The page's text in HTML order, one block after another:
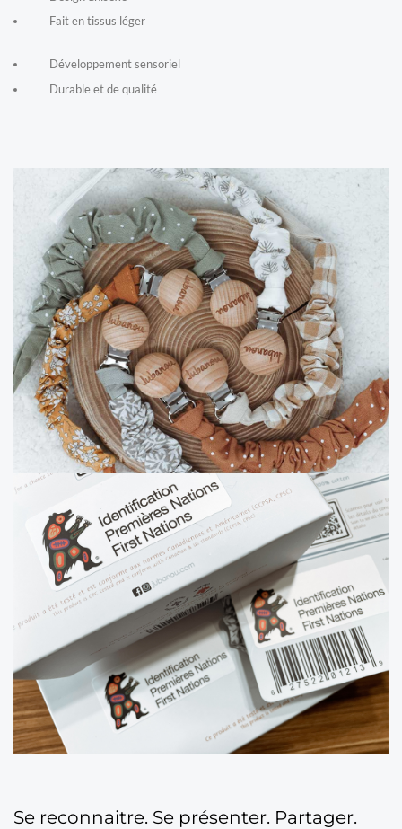
Fait en tissus léger
Développement sensoriel
Durable et de qualité
Se reconnaitre. Se présenter. Partager.